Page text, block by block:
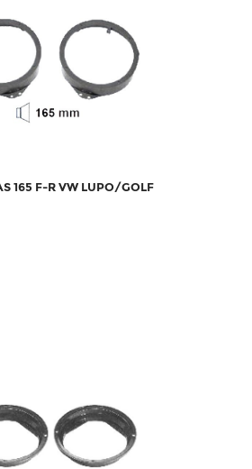
165 F-R VW LUPO/GOLF